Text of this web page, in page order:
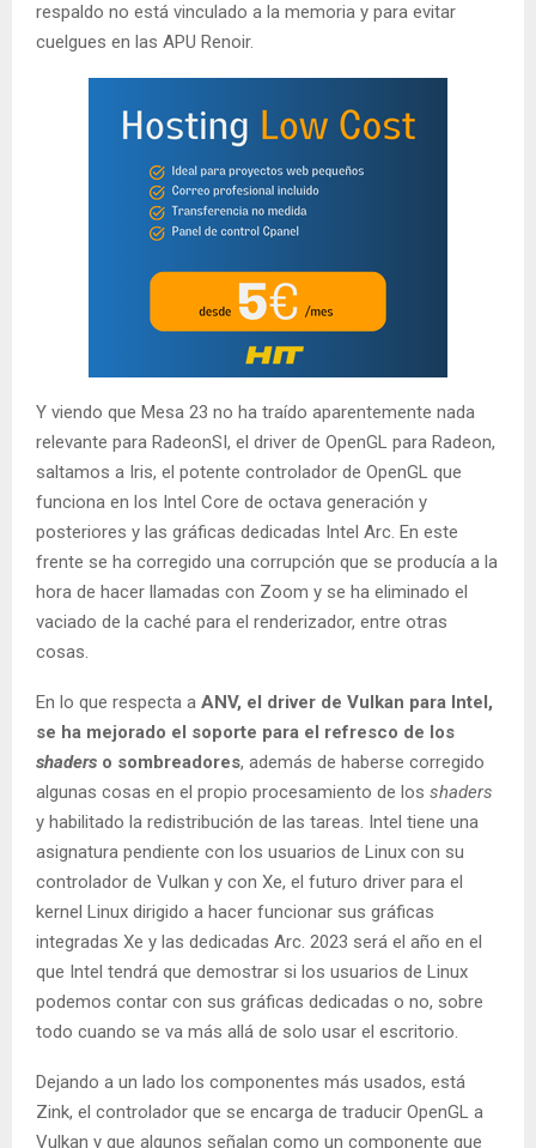
respaldo no está vinculado a la memoria y para evitar
cuelgues en las APU Renoir.
Y viendo que Mesa 23 no ha traído aparentemente nada
relevante para RadeonSI, el driver de OpenGL para Radeon,
saltamos a Iris, el potente controlador de OpenGL que
funciona en los Intel Core de octava generación y
posteriores y las gráficas dedicadas Intel Arc. En este
frente se ha corregido una corrupción que se producía a la
hora de hacer llamadas con Zoom y se ha eliminado el
vaciado de la caché para el renderizador, entre otras
cosas.
En lo que respecta a ANV, el driver de Vulkan para Intel,
se ha mejorado el soporte para el refresco de los
shaders o sombreadores, además de haberse corregido
algunas cosas en el propio procesamiento de los shaders
y habilitado la redistribución de las tareas. Intel tiene una
asignatura pendiente con los usuarios de Linux con su
controlador de Vulkan y con Xe, el futuro driver para el
kernel Linux dirigido a hacer funcionar sus gráficas
integradas Xe y las dedicadas Arc. 2023 será el año en el
que Intel tendrá que demostrar si los usuarios de Linux
podemos contar con sus gráficas dedicadas o no, sobre
todo cuando se va más allá de solo usar el escritorio.
Dejando a un lado los componentes más usados, está
Zink, el controlador que se encarga de traducir OpenGL a
Vulkan y que algunos señalan como un componente que